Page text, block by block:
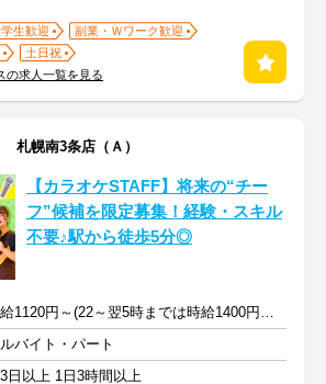
生歓迎
副業・Ｗワーク歓迎
土日祝
の求人一覧を見る
札幌南3条店（Ａ）
【カラオケSTAFF】将来の“チー
フ”候補を限定募集！経験・スキル
不要♪駅から徒歩5分◎
時給1120円～(22～翌5時までは時給1400円～)+交通費規定支給
バイト・パート
日以上 1日3時間以上